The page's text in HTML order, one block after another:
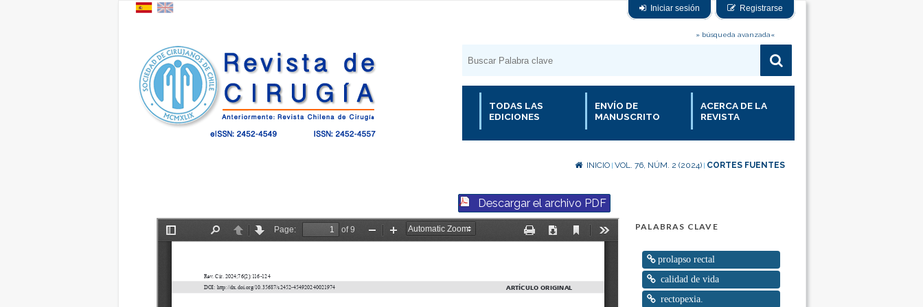
Iniciar sesión Registrarse
» búsqueda avanzada«
TODAS LAS
EDICIONES
ENVÍO DE
MANUSCRITO
ACERCA DE LA
REVISTA
INICIO VOL. 76, NÚM. 2 (2024) CORTES FUENTES
PALABRAS CLAVE
prolapso rectal
calidad de vida
rectopexia.
Descargar el archivo PDF